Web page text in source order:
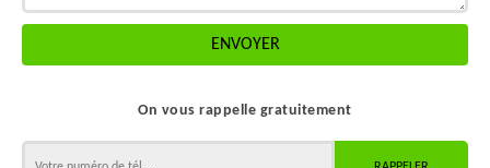
On vous rappelle gratuitement